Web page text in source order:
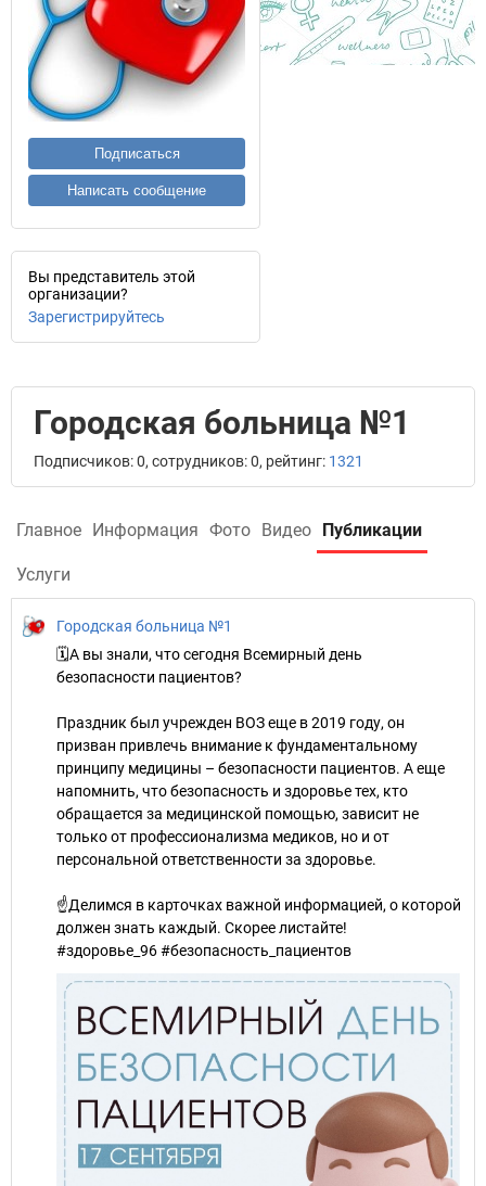
Подписаться
Написать сообщение
Вы представитель этой
организации?
Зарегистрируйтесь
Городская больница №1
Подписчиков: 0, сотрудников: 0, рейтинг: 1321
Главное Информация Фото Видео Публикации
Услуги
Городская больница №1
🗓А вы знали, что сегодня Всемирный день
безопасности пациентов?
Праздник был учрежден ВОЗ еще в 2019 году, он
призван привлечь внимание к фундаментальному
принципу медицины – безопасности пациентов. А еще
напомнить, что безопасность и здоровье тех, кто
обращается за медицинской помощью, зависит не
только от профессионализма медиков, но и от
персональной ответственности за здоровье.
☝Делимся в карточках важной информацией, о которой
должен знать каждый. Скорее листайте!
#здоровье_96 #безопасность_пациентов